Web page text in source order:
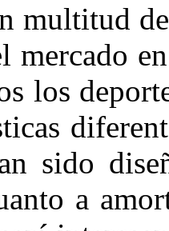
multitud
mercado
los
sido
a